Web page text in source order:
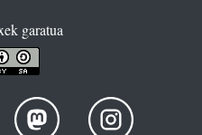
garatua